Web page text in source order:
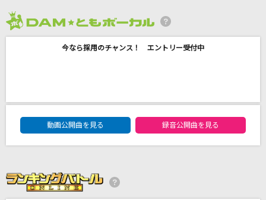
[生音]シュガーソングとビターステップ
UNISON SQUARE GARDEN
[生音]狂乱 Hey Kids!!
[生音]RAGE OF DUST
弱虫モンブラン
シリウス
今なら採用のチャンス！ エントリー受付中
DAM★ともボーカルエントリーランキング
動画公開曲を見る
録音公開曲を見る